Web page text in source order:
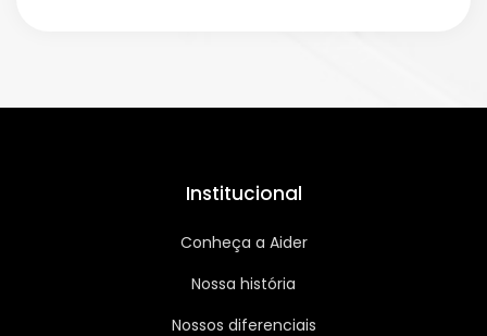
Institucional
Conheça a Aider
Nossa história
Nossos diferenciais